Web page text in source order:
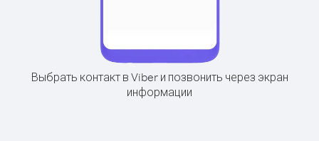
Выбрать контакт в Viber и позвонить через экран
информации